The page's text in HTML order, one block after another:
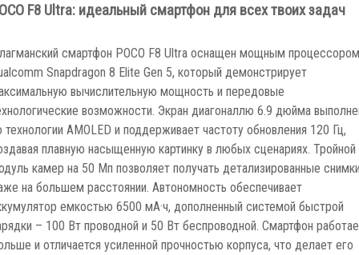
F8 Ultra: идеальный смартфон для всех твоих задач
смартфон POCO F8 Ultra оснащен мощным процессором
Snapdragon 8 Elite Gen 5, который демонстрирует
вычислительную мощность и передовые
возможности. Экран диагоналлю 6.9 дюйма
технологии АМOLED и поддерживает частоту обновления 120 Гц,
плавную насыщенную картинку в любых сценариях. Тройной
камер на 50 Мп позволяет получать детализированные
на большем расстоянии. Автономность обеспечивает
емкостью 6500 мА·ч, дополненный системой быстрой
– 100 Вт проводной и 50 Вт беспроводной. Смартфон
и отличается усиленной прочностью корпуса, что делает его